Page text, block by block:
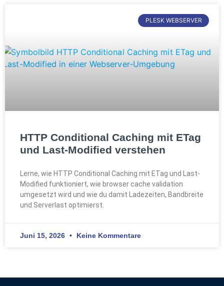
PLESK WEBSERVER
HTTP Conditional Caching mit ETag
und Last-Modified verstehen
Lerne, wie HTTP Conditional Caching mit ETag und Last-
Modified funktioniert, wie browser cache validation
umgesetzt wird und wie du damit Ladezeiten, Bandbreite
und Serverlast optimierst.
Juni 15, 2026 Keine Kommentare